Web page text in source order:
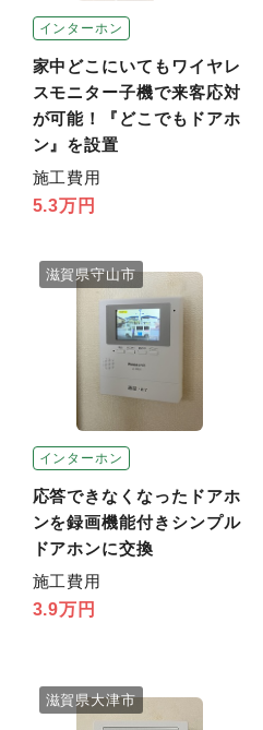
インターホン
家中どこにいてもワイヤレ
スモニター子機で来客応対
が可能！『どこでもドアホ
ン』を設置
施工費用
5.3万円
インターホン
滋賀県守山市
応答できなくなったドアホ
ンを録画機能付きシンプル
ドアホンに交換
施工費用
3.9万円
滋賀県大津市